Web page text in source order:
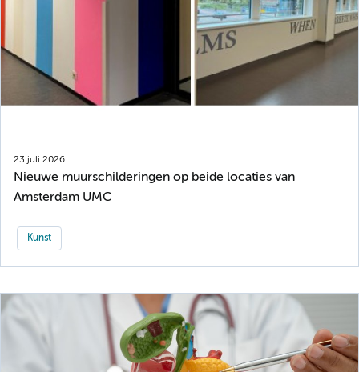
23 juli 2026
Nieuwe muurschilderingen op beide locaties van
Amsterdam UMC
Kunst